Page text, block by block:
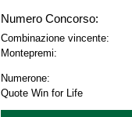
Numero Concorso:
Combinazione vincente:
Montepremi:
Numerone:
Quote Win for Life